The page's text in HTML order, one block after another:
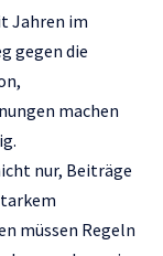
Jahren im
gegen die
machen
nur, Beiträge
müssen Regeln